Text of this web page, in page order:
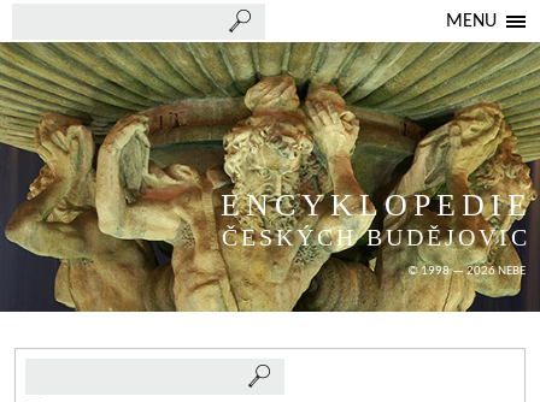
MENU
ENCYKLOPEDIE
ČESKÝCH BUDĚJOVIC
© 1998 — 2026 NEBE